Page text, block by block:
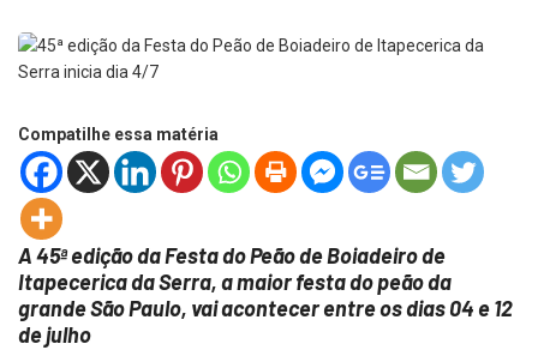
Compatilhe essa matéria
A 45ª edição da Festa do Peão de Boiadeiro de
Itapecerica da Serra, a maior festa do peão da
grande São Paulo, vai acontecer entre os dias 04 e 12
de julho